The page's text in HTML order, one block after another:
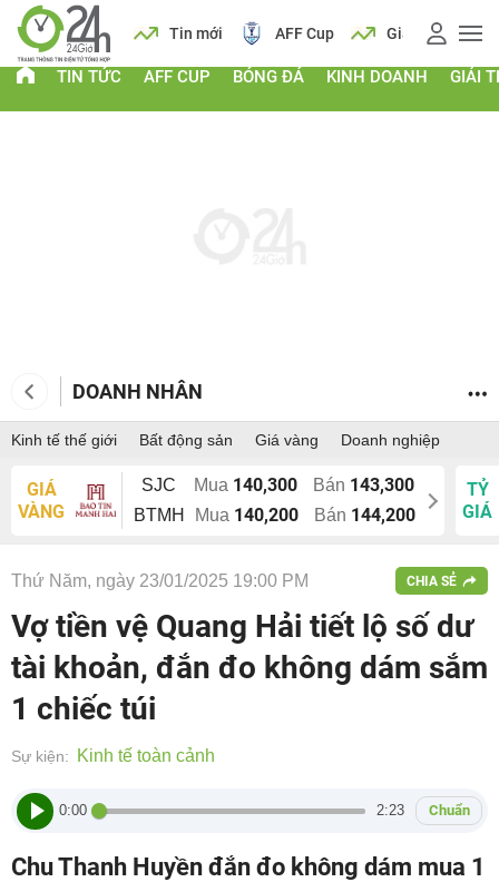
Lịch Tin mới AFF Cup Giá vàng
TIN TỨC AFF CUP BÓNG ĐÁ KINH DOANH GIẢI
DOANH NHÂN
Kinh tế thế giới Bất động sản Giá vàng Doanh nghiệp
GIÁ
VÀNG
SJC Mua 140,300 Bán 143,300
BTMH Mua 140,200 Bán 144,200
TỶ
GIÁ
Thứ Năm, ngày 23/01/2025 19:00 PM CHIA SẺ
Vợ tiền vệ Quang Hải tiết lộ số dư
tài khoản, đắn đo không dám sắm
1 chiếc túi
Sự kiện: Kinh tế toàn cảnh
0:00 2:23 Chuẩn
Chu Thanh Huyền đắn đo không dám mua 1